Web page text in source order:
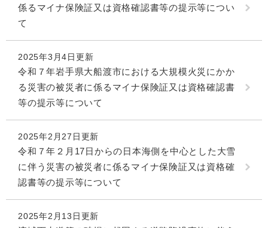
係るマイナ保険証又は資格確認書等の提示等につい
て
2025年3月4日更新
令和７年岩手県大船渡市における大規模火災にかか
る災害の被災者に係るマイナ保険証又は資格確認書
等の提示等について
2025年2月27日更新
令和７年２月17日からの日本海側を中心とした大雪
に伴う災害の被災者に係るマイナ保険証又は資格確
認書等の提示等について
2025年2月13日更新